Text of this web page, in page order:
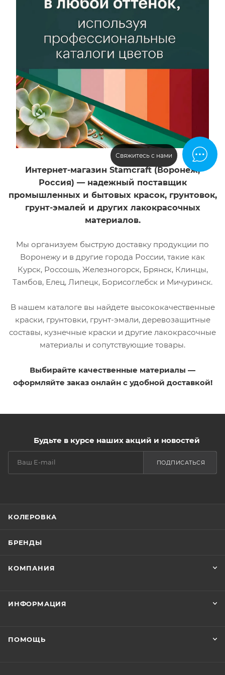
Шоколадно-
Возможность
колеровки
Декоративный
эффект
Молотковый
колеровки
Декоративный
эффект
Молотковый
Свяжитесь с нами
Интернет-магазин Stamcraft (Воронеж,
Россия) — надежный поставщик
промышленных и бытовых красок, грунтовок,
грунт-эмалей и других лакокрасочных
материалов.
Мы организуем быструю доставку продукции по
Воронежу и в другие города России, такие как
Курск, Россошь, Железногорск, Брянск, Клинцы,
Тамбов, Елец, Липецк, Борисоглебск и Мичуринск.
В нашем каталоге вы найдете высококачественные
краски, грунтовки, грунт-эмали, деревозащитные
составы, кузнечные краски и другие лакокрасочные
материалы и сопутствующие товары.
Выбирайте качественные материалы —
оформляйте заказ онлайн с удобной доставкой!
Будьте в курсе наших акций и новостей
ПОДПИСАТЬСЯ
КОЛЕРОВКА
БРЕНДЫ
КОМПАНИЯ
ИНФОРМАЦИЯ
ПОМОЩЬ